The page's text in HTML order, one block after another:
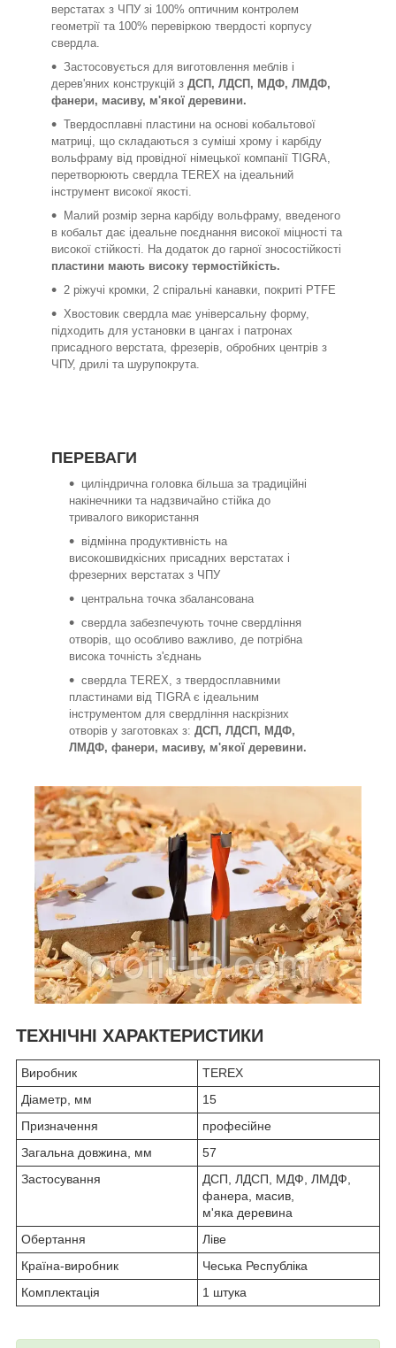
верстатах з ЧПУ зі 100% оптичним контролем
геометрії та 100% перевіркою твердості корпусу
свердла.
Застосовується для виготовлення меблів і
дерев'яних конструкцій з ДСП, ЛДСП, МДФ, ЛМДФ,
фанери, масиву, м'якої деревини.
Твердосплавні пластини на основі кобальтової
матриці, що складаються з суміші хрому і карбіду
вольфраму від провідної німецької компанії TIGRA,
перетворюють свердла TEREX на ідеальний
інструмент високої якості.
Малий розмір зерна карбіду вольфраму, введеного
в кобальт дає ідеальне поєднання високої міцності та
високої стійкості. На додаток до гарної зносостійкості
пластини мають високу термостійкість.
2 ріжучі кромки, 2 спіральні канавки, покриті PTFE
Хвостовик свердла має універсальну форму,
підходить для установки в цангах і патронах
присадного верстата, фрезерів, обробних центрів з
ЧПУ, дрилі та шурупокрута.
ПЕРЕВАГИ
циліндрична головка більша за традиційні
накінечники та надзвичайно стійка до
тривалого використання
відмінна продуктивність на
високошвидкісних присадних верстатах і
фрезерних верстатах з ЧПУ
центральна точка збалансована
свердла забезпечують точне свердління
отворів, що особливо важливо, де потрібна
висока точність з'єднань
свердла TEREX, з твердосплавними
пластинами від TIGRA є ідеальним
інструментом для свердління наскрізних
отворів у заготовках з: ДСП, ЛДСП, МДФ,
ЛМДФ, фанери, масиву, м'якої деревини.
ТЕХНІЧНІ ХАРАКТЕРИСТИКИ
Виробник
TEREX
Діаметр, мм
15
Призначення
професійне
Загальна довжина, мм
57
Застосування
ДСП, ЛДСП, МДФ, ЛМДФ,
фанера, масив,
м'яка деревина
Обертання
Ліве
Країна-виробник
Чеська Республіка
Комплектація
1 штука